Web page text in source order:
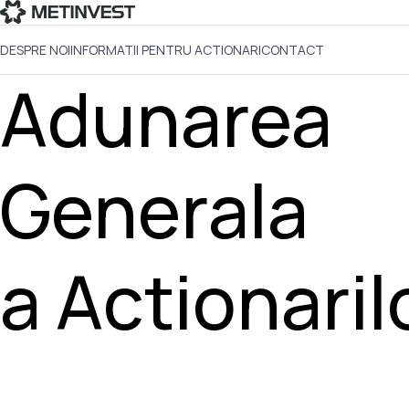
DESPRE NOIINFORMATII PENTRU ACTIONARICONTACT
Adunarea
Generala
a